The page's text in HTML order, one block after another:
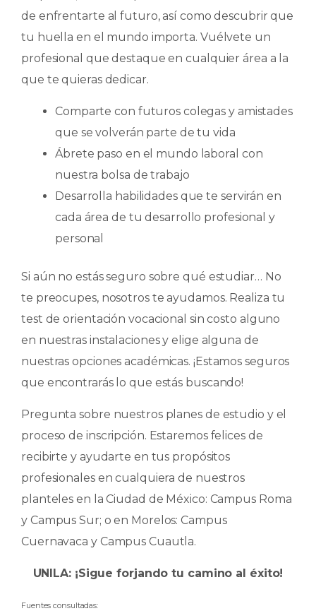
de enfrentarte al futuro, así como descubrir que
tu huella en el mundo importa. Vuélvete un
profesional que destaque en cualquier área a la
que te quieras dedicar.
Comparte con futuros colegas y amistades
que se volverán parte de tu vida
Ábrete paso en el mundo laboral con
nuestra bolsa de trabajo
Desarrolla habilidades que te servirán en
cada área de tu desarrollo profesional y
personal
Si aún no estás seguro sobre qué estudiar… No
te preocupes, nosotros te ayudamos. Realiza tu
test de orientación vocacional sin costo alguno
en nuestras instalaciones y elige alguna de
nuestras opciones académicas. ¡Estamos seguros
que encontrarás lo que estás buscando!
Pregunta sobre nuestros planes de estudio y el
proceso de inscripción. Estaremos felices de
recibirte y ayudarte en tus propósitos
profesionales en cualquiera de nuestros
planteles en la Ciudad de México: Campus Roma
y Campus Sur; o en Morelos: Campus
Cuernavaca y Campus Cuautla.
UNILA: ¡Sigue forjando tu camino al éxito!
Fuentes consultadas: